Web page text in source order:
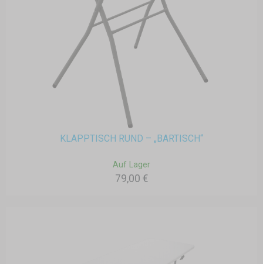
KLAPPTISCH RUND – „BARTISCH“
Auf Lager
79,00 €